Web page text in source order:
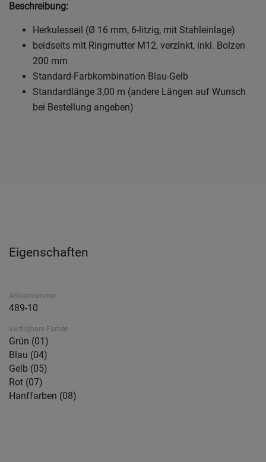
Beschreibung:
Herkulesseil (Ø 16 mm, 6-litzig, mit Stahleinlage)
beidseits mit Ringmutter M12, verzinkt, inkl. Bolzen
200 mm
Standard-Farbkombination Blau-Gelb
Standardlänge 3,00 m (andere Längen auf Wunsch
bei Bestellung angeben)
Eigenschaften
Artikelnummer
489-10
Verfügbare Farben
Grün (01)
Blau (04)
Gelb (05)
Rot (07)
Hanffarben (08)